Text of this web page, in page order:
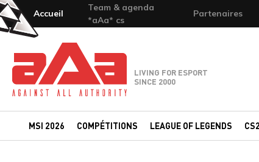
Accueil
Team & agenda
*aAa* cs
Partenaires
Team-aAa - against All authority
LIVING FOR ESPORT
SINCE 2000
MSI 2026 COMPÉTITIONS LEAGUE OF LEGENDS CS2